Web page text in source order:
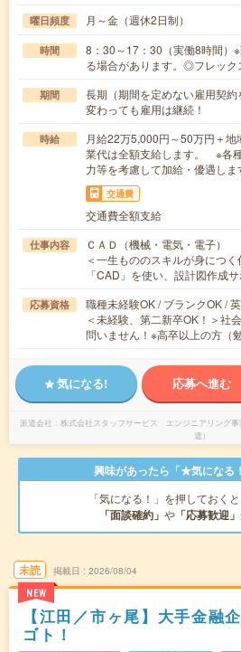
曜日頻度 月～金（週休2日制）
時間
8：30～17：30（実働8時間）
る場合があります。◎フレッ
期間
長期（期間を定めない雇用契
変わっても雇用は継続！
時給
月給22万5,000円～50万円＋
業代は全額支給します。 ※各
力等を考慮して加給・優遇しま
交通費
交通費全額支給
仕事内容
ＣＡＤ（機械・電気・電子）
＜一生もののスキルが身につ
「CAD」を使い、設計図作成
応募資格
職種未経験OK / ブランクOK /
＜未経験、第二新卒OK！＞社
問いません！※高卒以上の方
気になる! 応募へ進む
派遣会社
株式会社スタッフサービス エンジニアリング
遣）
興味があったら「★気になる
「気になる！」を押しておく
「面談確約」 や 「応募歓迎」
未読
NEW
掲載日 2026/08/04
【江田／市ヶ尾】大手金融
ゴト！